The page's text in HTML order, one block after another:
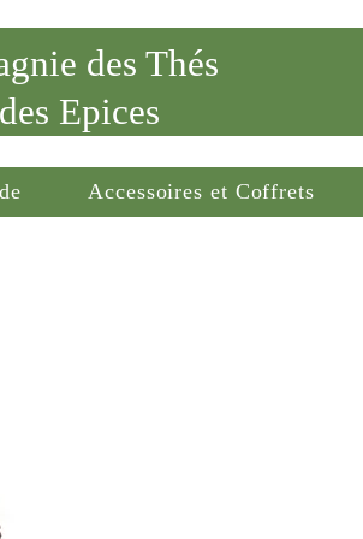
des Thés
Epices
Accessoires et Coffrets